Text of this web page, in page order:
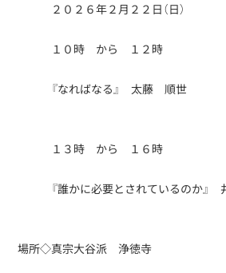
２０２６年２月２２日（日）
１０時 から １２時
『なればなる』 太藤 順世
１３時 から １６時
『誰かに必要とされているのか
場所◇真宗大谷派 浄徳寺